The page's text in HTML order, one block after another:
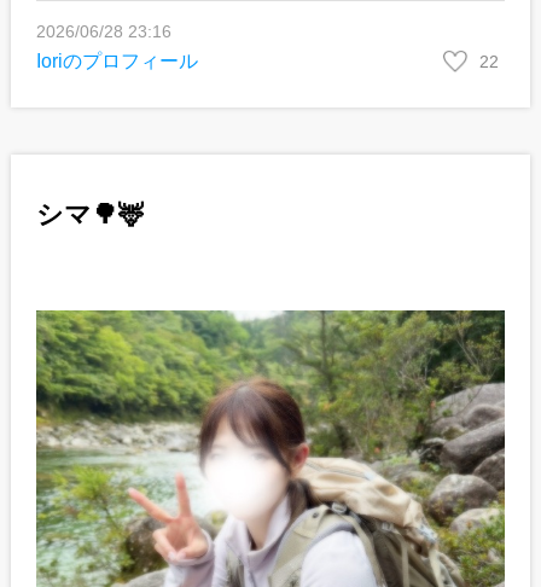
22
2026/06/28 23:16
Ioriのプロフィール
シマ🌳🦌